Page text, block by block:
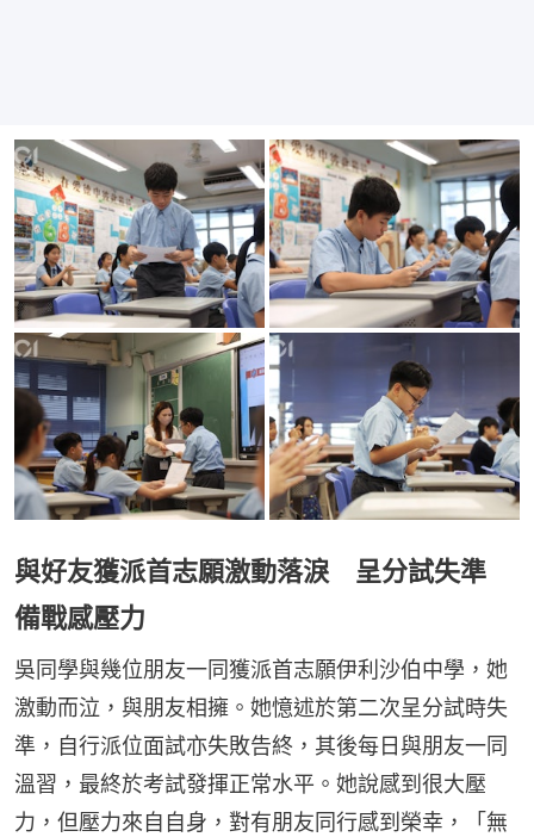
與好友獲派首志願激動落淚 呈分試失準
備戰感壓力
吳同學與幾位朋友一同獲派首志願伊利沙伯中學，她
激動而泣，與朋友相擁。她憶述於第二次呈分試時失
準，自行派位面試亦失敗告終，其後每日與朋友一同
溫習，最終於考試發揮正常水平。她說感到很大壓
力，但壓力來自自身，對有朋友同行感到榮幸，「無